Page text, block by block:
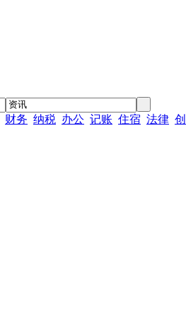
财务 纳税 办公 记账 住宿 法律